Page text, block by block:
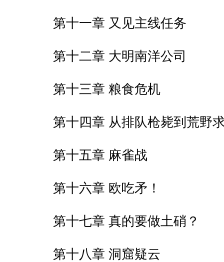
第十一章 又见主线任务
第十二章 大明南洋公司
第十三章 粮食危机
第十四章 从排队枪毙到荒野
第十五章 麻雀战
第十六章 欧吃矛！
第十七章 真的要做土硝？
第十八章 洞窟疑云